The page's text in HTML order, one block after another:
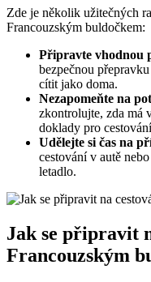
Zde je několik užitečných
Francouzským buldočkem:
Připravte vhodnou
bezpečnou
cítit jako doma.
Nezapomeňte na
zkontrolujte, zda má
doklady pro
Udělejte si čas na
cestování v autě
letadlo.
Jak se připravit
Francouzským